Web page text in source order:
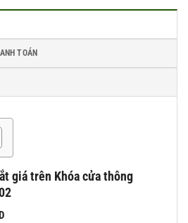
TOÁN
giá trên Khóa cửa thông